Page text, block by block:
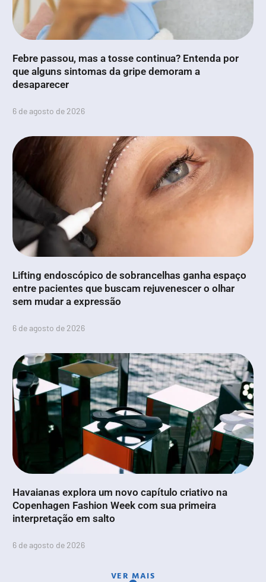
Febre passou, mas a tosse continua? Entenda por
que alguns sintomas da gripe demoram a
desaparecer
6 de agosto de 2026
Lifting endoscópico de sobrancelhas ganha espaço
entre pacientes que buscam rejuvenescer o olhar
sem mudar a expressão
6 de agosto de 2026
Havaianas explora um novo capítulo criativo na
Copenhagen Fashion Week com sua primeira
interpretação em salto
6 de agosto de 2026
VER MAIS